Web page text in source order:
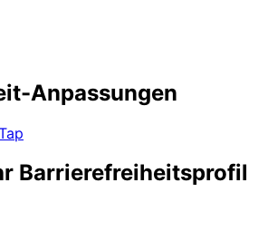
Anpassungen
Barrierefreiheitsprofil